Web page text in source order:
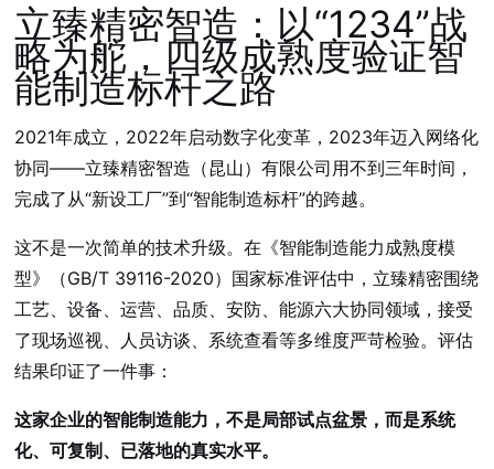
立臻精密智造：以“1234”战
略为舵，四级成熟度验证智
能制造标杆之路
2021年成立，2022年启动数字化变革，2023年迈入网络化
协同——立臻精密智造（昆山）有限公司用不到三年时间，
完成了从“新设工厂”到“智能制造标杆”的跨越。
这不是一次简单的技术升级。在《智能制造能力成熟度模
型》（GB/T 39116-2020）国家标准评估中，立臻精密围绕
工艺、设备、运营、品质、安防、能源六大协同领域，接受
了现场巡视、人员访谈、系统查看等多维度严苛检验。评估
结果印证了一件事：
这家企业的智能制造能力，不是局部试点盆景，而是系统
化、可复制、已落地的真实水平。